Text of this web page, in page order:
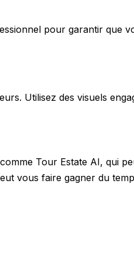
pour garantir que
Utilisez des visuels
Tour Estate AI, qui
vous faire gagner du